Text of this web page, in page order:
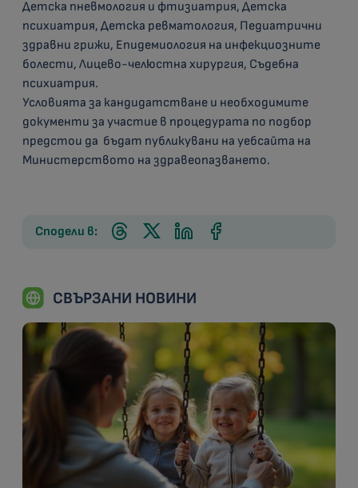
Детска пневмология и фтизиатрия, Детска
психиатрия, Детска ревматология, Педиатрични
здравни грижи, Епидемиология на инфекциозните
болести, Лицево-челюстна хирургия, Съдебна
психиатрия.
Условията за кандидатстване и необходимите
документи за участие в процедурата по подбор
предстои да бъдат публикувани на уебсайта на
Министерството на здравеопазването.
Сподели в:
СВЪРЗАНИ НОВИНИ